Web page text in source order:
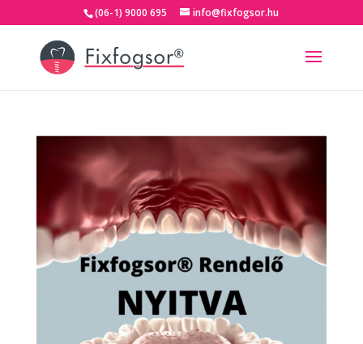
(06-1) 9000 695 info@fixfogsor.hu